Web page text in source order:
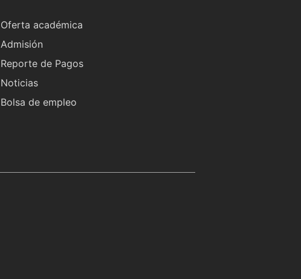
Oferta académica
Admisión
Reporte de Pagos
Noticias
Bolsa de empleo